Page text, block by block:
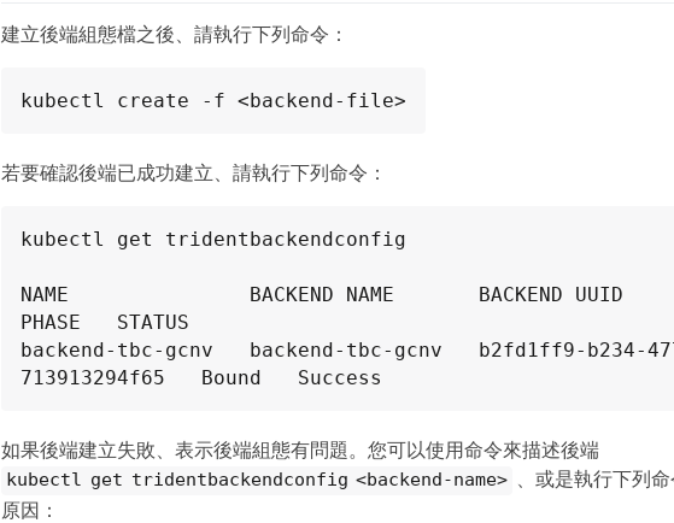
建立後端組態檔之後、請執行下列命令：
kubectl create -f <backend-file>
若要確認後端已成功建立、請執行下列命令：
kubectl get tridentbackendconfig
NAME               BACKEND NAME       BACKEND UUID
PHASE   STATUS
backend-tbc-gcnv   backend-tbc-gcnv   b2fd1ff9-b234-
713913294f65   Bound   Success
如果後端建立失敗、表示後端組態有問題。您可以使用命令來描述後端
kubectl get tridentbackendconfig <backend-name> 、或是執行下列
原因：